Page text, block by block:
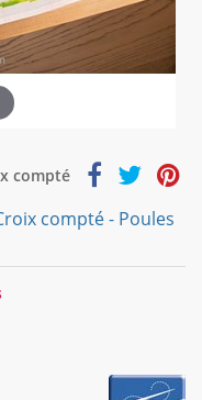
compté
compté - Poules